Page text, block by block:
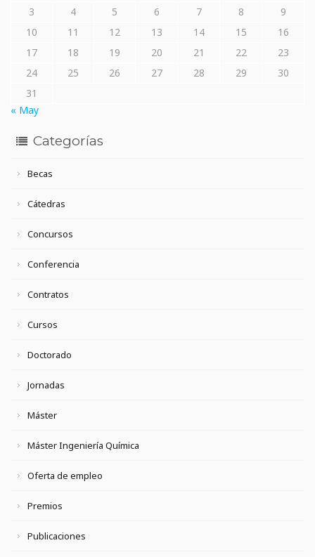
3
4 5 6 7 8
9
10
11 12 13 14 15
16
17
18 19 20 21 22
23
24
25 26 27 28 29
30
31
« May
Categorías
Becas
Cátedras
Concursos
Conferencia
Contratos
Cursos
Doctorado
Jornadas
Máster
Máster Ingeniería Química
Oferta de empleo
Premios
Publicaciones